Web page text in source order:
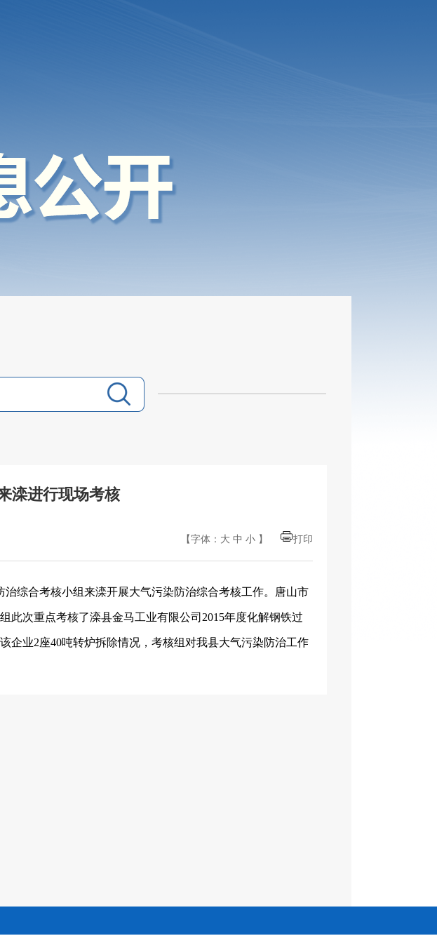
滦进行现场考核
【字体： 大 中 小 】 打印
综合考核小组来滦开展大气污染防治综合考核工作。唐山市
此次重点考核了滦县金马工业有限公司2015年度化解钢铁过
企业2座40吨转炉拆除情况，考核组对我县大气污染防治工作